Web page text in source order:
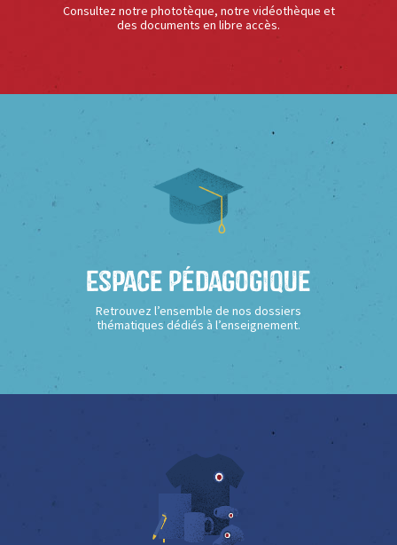
Consultez notre phototèque, notre vidéothèque et
des documents en libre accès.
Espace Pédagogique
Retrouvez l’ensemble de nos dossiers
thématiques dédiés à l’enseignement.